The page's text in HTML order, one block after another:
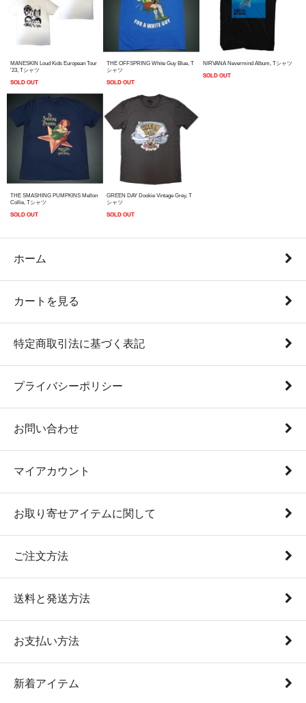
MANESKIN Loud Kids European Tour
'23, Tシャツ
SOLD OUT
THE OFFSPRING White Guy Blue, T
シャツ
SOLD OUT
NIRVANA Nevermind Album, Tシャツ
SOLD OUT
THE SMASHING PUMPKINS Mellon
Collie, Tシャツ
SOLD OUT
GREEN DAY Dookie Vintage Grey, T
シャツ
SOLD OUT
ホーム
カートを見る
特定商取引法に基づく表記
プライバシーポリシー
お問い合わせ
マイアカウント
お取り寄せアイテムに関して
ご注文方法
送料と発送方法
お支払い方法
新着アイテム